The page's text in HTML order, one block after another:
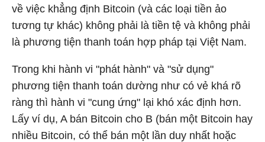
về việc khẳng định Bitcoin (và các loại tiền ảo
tương tự khác) không phải là tiền tệ và không phải
là phương tiện thanh toán hợp pháp tại Việt Nam.
Trong khi hành vi "phát hành" và "sử dụng"
phương tiện thanh toán dường như có vẻ khá rõ
ràng thì hành vi "cung ứng" lại khó xác định hơn.
Lấy ví dụ, A bán Bitcoin cho B (bán một Bitcoin hay
nhiều Bitcoin, có thể bán một lần duy nhất hoặc